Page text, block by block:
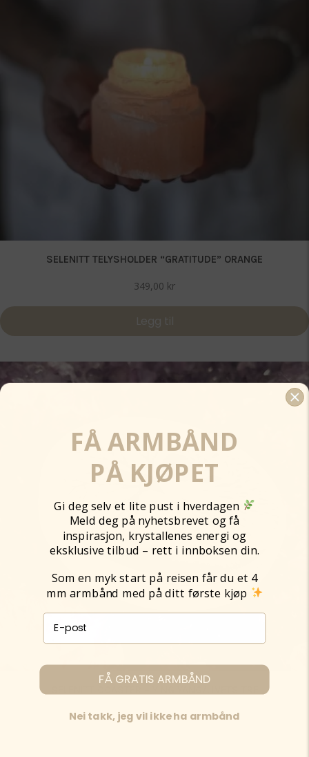
SELENITT TELYSHOLDER “GRATITUDE” ORANGE
349,00 kr
Legg til
349,00kr
FÅ ARMBÅND
PÅ KJØPET
Gi deg selv et lite pust i hverdagen
Meld deg på nyhetsbrevet og få
inspirasjon, krystallenes energi og
eksklusive tilbud – rett i innboksen din.
Som en myk start på reisen får du et 4
mm armbånd med på ditt første kjøp
E-post påmelding
FÅ GRATIS ARMBÅND
Nei takk, jeg vil ikke ha armbånd